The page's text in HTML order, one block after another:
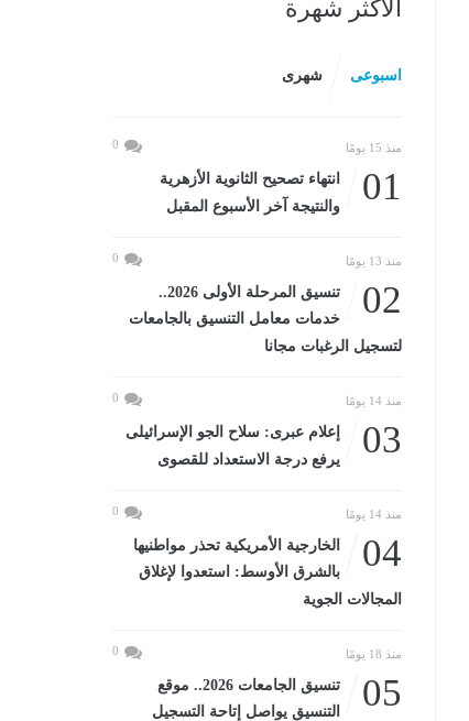
الأكثر شهرة
اسبوعى شهرى
منذ 15 يومًا 0
01
انتهاء تصحيح الثانوية الأزهرية
والنتيجة آخر الأسبوع المقبل
منذ 13 يومًا 0
02
تنسيق المرحلة الأولى 2026..
خدمات معامل التنسيق بالجامعات
لتسجيل الرغبات مجانا
منذ 14 يومًا 0
03
إعلام عبرى: سلاح الجو الإسرائيلى
يرفع درجة الاستعداد للقصوى
منذ 14 يومًا 0
04
الخارجية الأمريكية تحذر مواطنيها
بالشرق الأوسط: استعدوا لإغلاق
المجالات الجوية
منذ 18 يومًا 0
05
تنسيق الجامعات 2026.. موقع
التنسيق يواصل إتاحة التسجيل